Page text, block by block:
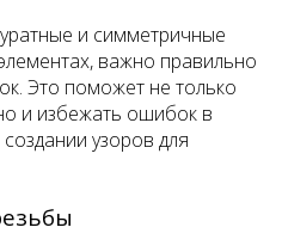
и симметричные
важно правильно
Это поможет не только
и избежать ошибок в
узоров для